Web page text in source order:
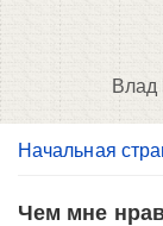
Влад
Вы здесь
Начальная
Чем мне